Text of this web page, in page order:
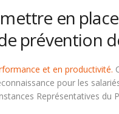
en
prévention
et en productivité.
pour les
Représentatives du